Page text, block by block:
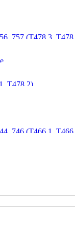
757 (T478.3,
T478.2)
746 (T466.1,